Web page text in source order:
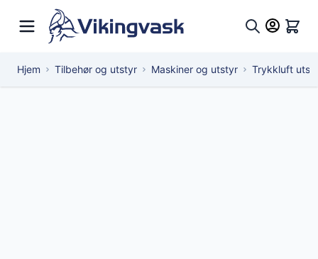
Hopp til innhold
Hjem Tilbehør og utstyr Maskiner og utstyr Trykkluft